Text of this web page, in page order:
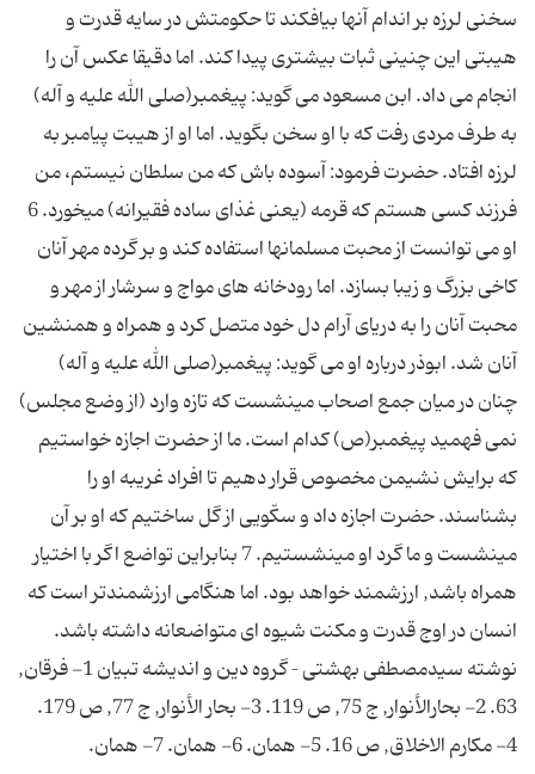
سخنی لرزه بر اندام آنها بیافکند تا حکومتش در سایه قدرت و
هیبتی این چنینی ثبات بیشتری پیدا کند. اما دقیقا عکس آن را
انجام می داد. ابن مسعود می گوید: پیغمبر(صلی الله علیه و آله)
به طرف مردى رفت كه با او سخن بگوید. اما او از هیبت پیامبر به
لرزه افتاد. حضرت فرمود: آسوده باش كه من سلطان نیستم، من
فرزند كسی هستم که قرمه (یعنى غذاى ساده فقیرانه) مى‏خورد. 6
او می توانست از محبت مسلمانها استفاده کند و بر گرده مهر آنان
کاخی بزرگ و زیبا بسازد. اما رودخانه های مواج و سرشار از مهر و
محبت آنان را به دریای آرام دل خود متصل کرد و همراه و همنشین
آنان شد. ابوذر درباره او می گوید: پیغمبر(صلی الله علیه و آله)
چنان در میان جمع اصحاب مى‏نشست كه تازه وارد (از وضع مجلس)
نمی فهمید پیغمبر(ص) كدام است. ما از حضرت اجازه خواستیم
كه برایش نشیمن مخصوص قرار دهیم تا افراد غریبه او را
بشناسند. حضرت اجازه داد و سکّویى از گل ساختیم كه او بر آن
مى‏نشست و ما گرد او مى‏نشستیم. 7 بنابراین تواضع اگر با اختیار
همراه باشد, ارزشمند خواهد بود. اما هنگامی ارزشمندتر است که
انسان در اوج قدرت و مکنت شیوه ای متواضعانه داشته باشد.
نوشته سیدمصطفی بهشتی – گروه دین و اندیشه تبیان 1- فرقان,
63. 2- بحارالأنوار, ج 75, ص 119. 3- بحار الأنوار, ج 77, ص 179.
4- مکارم الاخلاق, ص 16. 5- همان. 6- همان. 7- همان.